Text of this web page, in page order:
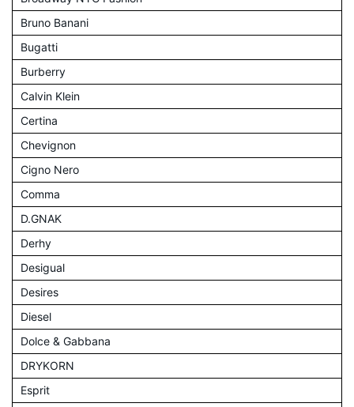
Bruno Banani
Bugatti
Burberry
Calvin Klein
Certina
Chevignon
Cigno Nero
Comma
D.GNAK
Derhy
Desigual
Desires
Diesel
Dolce & Gabbana
DRYKORN
Esprit